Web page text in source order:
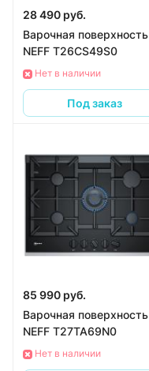
28 490 руб.
Варочная поверхность
NEFF T26CS49S0
Нет в наличии
Под заказ
85 990 руб.
Варочная поверхность
NEFF T27TA69N0
Нет в наличии